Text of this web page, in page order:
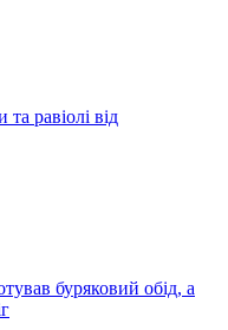
равіолі від
буряковий обід, а